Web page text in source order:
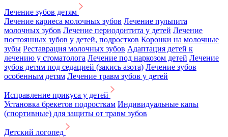
Лечение зубов детям
Лечение кариеса молочных зубов Лечение пульпита
молочных зубов Лечение периодонтита у детей Лечение
постоянных зубов у детей, подростков Коронки на молочные
зубы Реставрация молочных зубов Адаптация детей к
лечению у стоматолога Лечение под наркозом детей Лечение
зубов детям под седацией (закись азота) Лечение зубов
особенным детям Лечение травм зубов у детей
Исправление прикуса у детей
Установка брекетов подросткам Индивидуальные капы
(спортивные) для защиты от травм зубов
Детский логопед